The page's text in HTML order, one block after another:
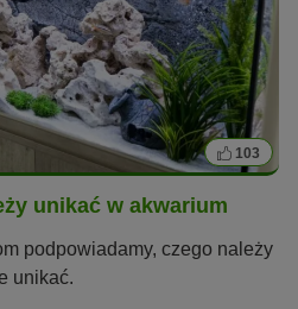
103
unikać w akwarium
podpowiadamy, czego należy
unikać.